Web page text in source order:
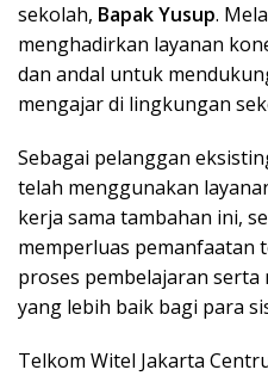
sekolah, Bapak Yusup.
menghadirkan layanan
dan andal untuk
mengajar di lingkungan
Sebagai pelanggan
telah menggunakan
kerja sama tambahan ini,
memperluas pemanfaatan
proses pembelajaran
yang lebih baik bagi para
Telkom Witel Jakarta